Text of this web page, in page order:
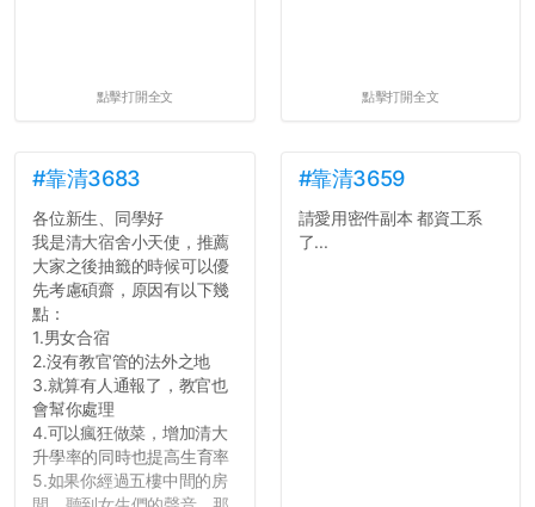
點擊打開全文 點擊打開全文
#靠清3683
各位新生、同學好
我是清大宿舍小天使，推薦
大家之後抽籤的時候可以優
先考慮碩齋，原因有以下幾
點：
1.男女合宿
2.沒有教官管的法外之地
3.就算有人通報了，教官也
會幫你處理
4.可以瘋狂做菜，增加清大
升學率的同時也提高生育率
5.如果你經過五樓中間的房
#靠清3659
請愛用密件副本 都資工系
了...